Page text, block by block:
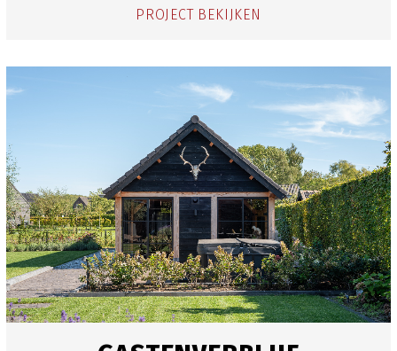
PROJECT BEKIJKEN